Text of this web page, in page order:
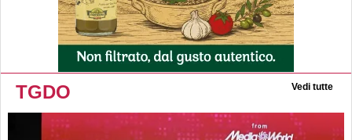
TGDO Vedi tutte